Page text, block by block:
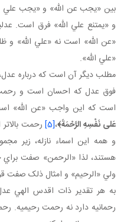
بين «يجب عن الله» و «يجب علي
و «يمتنع علي الله» فرق است.
«عن الله» است نه «علي الله» و
«علي الله».
مطلب ديگر آن است که درباره
فوق عدل که احسان است و رحمت
است که اين واجب «عن الله»
عَلی‏ نَفْسِهِ الرَّحْمَةَ﴾،[5] رحمت
و همه اين اسماء نازله، زير
هستند، لذا «الرحمن» صفت براي
ولي «الرحيم» و امثال ذلک صفت
به هر تقدير ذات اقدس
رحمانيه دارد نه رحمت رحيميه.